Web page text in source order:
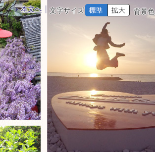
本文へ 文字サイズ 背景色